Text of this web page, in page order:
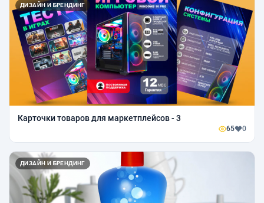
ДИЗАЙН И БРЕНДИНГ
Карточки товаров для маркетплейсов - 3
65 0
ДИЗАЙН И БРЕНДИНГ